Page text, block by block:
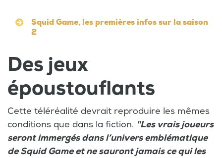
Squid Game, les premières infos sur la saison
2
Des jeux
époustouflants
Cette téléréalité devrait reproduire les mêmes
conditions que dans la fiction. "Les vrais joueurs
seront immergés dans l’univers emblématique
de Squid Game et ne sauront jamais ce qui les